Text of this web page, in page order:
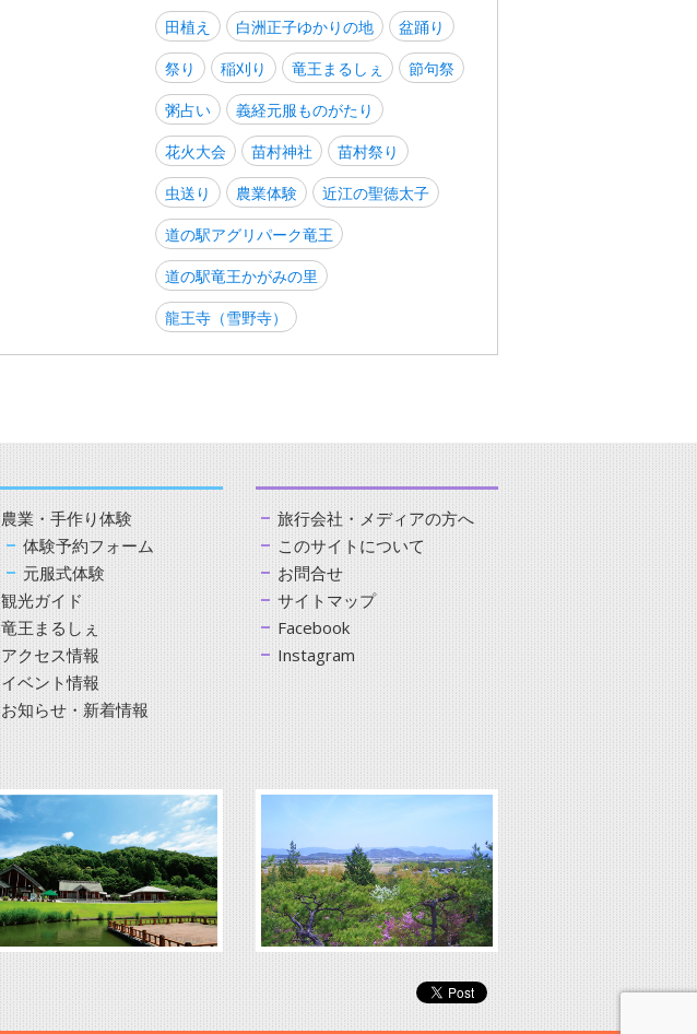
田植え
白洲正子ゆかりの地
盆踊り
祭り
稲刈り 竜王まるしぇ
節句祭
粥占い
義経元服ものがたり
花火大会
苗村神社
苗村祭り
虫送り
農業体験
近江の聖徳太子
道の駅アグリパーク竜王
道の駅竜王かがみの里
龍王寺（雪野寺）
農業・手作り体験
体験予約フォーム
元服式体験
観光ガイド
竜王まるしぇ
アクセス情報
イベント情報
お知らせ・新着情報
旅行会社・メディアの方へ
このサイトについて
お問合せ
サイトマップ
Facebook
Instagram